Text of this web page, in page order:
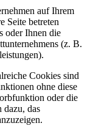
auf Ihrem
Seite betreten
oder Ihnen die
(z. B.
Cookies sind
ohne diese
oder die
dazu, das